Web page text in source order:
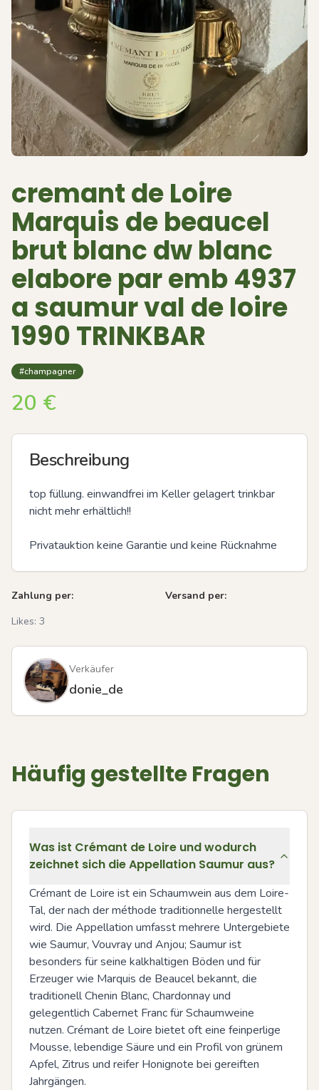
cremant de Loire
Marquis de beaucel
brut blanc dw blanc
elabore par emb 4937
a saumur val de loire
1990 TRINKBAR
#champagner
20 €
Beschreibung
top füllung. einwandfrei im Keller gelagert trinkbar
nicht mehr erhältlich!!
Privatauktion keine Garantie und keine Rücknahme
Zahlung per:
Versand per:
Likes: 3
Verkäufer
donie_de
Häufig gestellte Fragen
Was ist Crémant de Loire und wodurch
zeichnet sich die Appellation Saumur aus?
Crémant de Loire ist ein Schaumwein aus dem Loire-
Tal, der nach der méthode traditionnelle hergestellt
wird. Die Appellation umfasst mehrere Untergebiete
wie Saumur, Vouvray und Anjou; Saumur ist
besonders für seine kalkhaltigen Böden und für
Erzeuger wie Marquis de Beaucel bekannt, die
traditionell Chenin Blanc, Chardonnay und
gelegentlich Cabernet Franc für Schaumweine
nutzen. Crémant de Loire bietet oft eine feinperlige
Mousse, lebendige Säure und ein Profil von grünem
Apfel, Zitrus und reifer Honignote bei gereiften
Jahrgängen.